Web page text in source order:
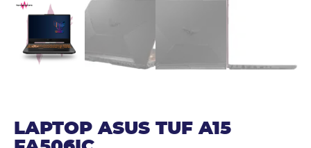
LAPTOP ASUS TUF A15